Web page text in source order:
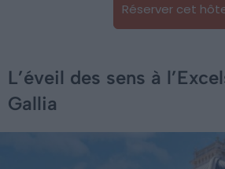
Réserver cet
L’éveil des sens à
Gallia